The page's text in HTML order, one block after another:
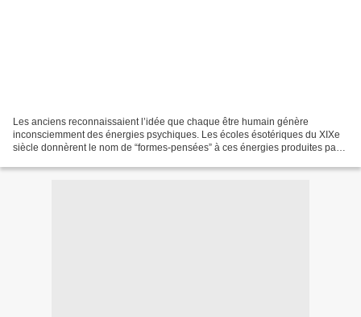
Les anciens reconnaissaient l’idée que chaque être humain génère
inconsciemment des énergies psychiques. Les écoles ésotériques du XIXe
siècle donnèrent le nom de “formes-pensées” à ces énergies produites par